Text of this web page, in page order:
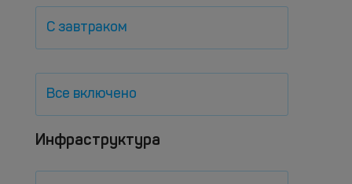
С завтраком
Все включено
Инфраструктура